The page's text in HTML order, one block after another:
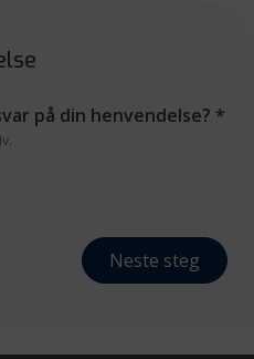
på din henvendelse? *
Neste steg